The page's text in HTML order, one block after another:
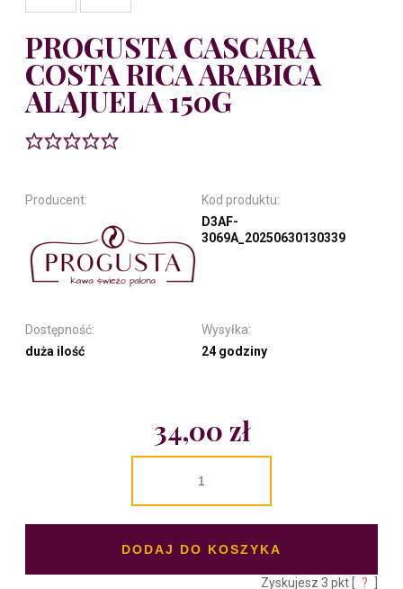
PROGUSTA CASCARA
COSTA RICA ARABICA
ALAJUELA 150G
Producent:
Kod produktu:
D3AF-
3069A_20250630130339
Dostępność:
duża ilość
Wysyłka:
24 godziny
34,00 zł
DODAJ DO KOSZYKA
Zyskujesz 3 pkt [ ?